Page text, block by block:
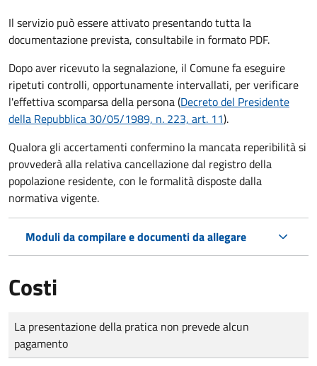
Il servizio può essere attivato presentando tutta la
documentazione prevista, consultabile in formato PDF.
Dopo aver ricevuto la segnalazione, il Comune fa eseguire
ripetuti controlli, opportunamente intervallati, per verificare
l'effettiva scomparsa della persona (Decreto del Presidente
della Repubblica 30/05/1989, n. 223, art. 11).
Qualora gli accertamenti confermino la mancata reperibilità si
provvederà alla relativa cancellazione dal registro della
popolazione residente, con le formalità disposte dalla
normativa vigente.
Moduli da compilare e documenti da allegare
Costi
Tipo di pagamento
Importo
La presentazione della pratica non prevede alcun
pagamento